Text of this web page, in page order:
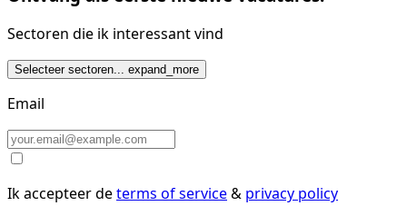
Sectoren die ik interessant vind
Selecteer sectoren... expand_more
Email
Ik accepteer determs of service& privacy policy